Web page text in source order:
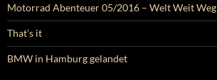
Motorrad Abenteuer 05/2016 – Welt Weit Weg
That’s it
BMW in Hamburg gelandet